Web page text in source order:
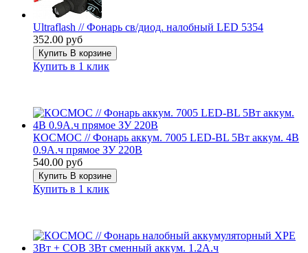
Ultraflash // Фонарь св/диод. налобный LED 5354
352.00 руб
Купить В корзине
Купить в 1 клик
КОСМОС // Фонарь аккум. 7005 LED-BL 5Вт аккум. 4В
0.9А.ч прямое ЗУ 220В
540.00 руб
Купить В корзине
Купить в 1 клик